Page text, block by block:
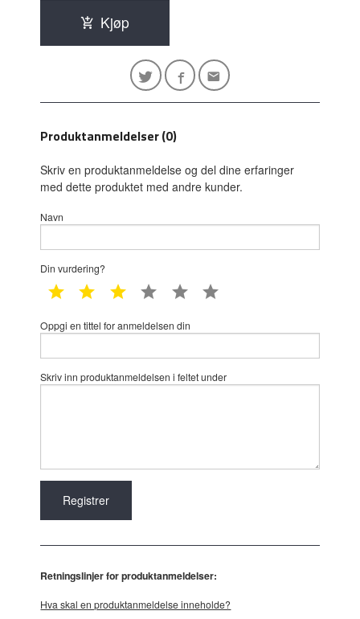
Kjøp
Produktanmeldelser (0)
Skriv en produktanmeldelse og del dine erfaringer
med dette produktet med andre kunder.
Navn
Din vurdering?
1 star 2 star 3 star 4 star 5 star
Oppgi en tittel for anmeldelsen din
Skriv inn produktanmeldelsen i feltet under
Retningslinjer for produktanmeldelser:
Hva skal en produktanmeldelse inneholde?